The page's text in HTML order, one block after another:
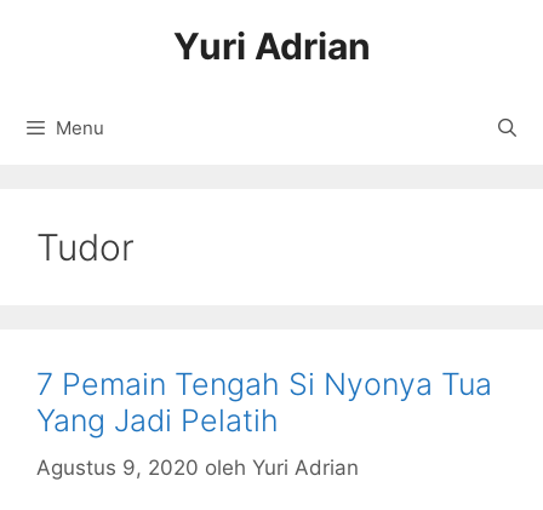
Yuri Adrian
Menu
Tudor
7 Pemain Tengah Si Nyonya Tua
Yang Jadi Pelatih
Agustus 9, 2020 oleh Yuri Adrian